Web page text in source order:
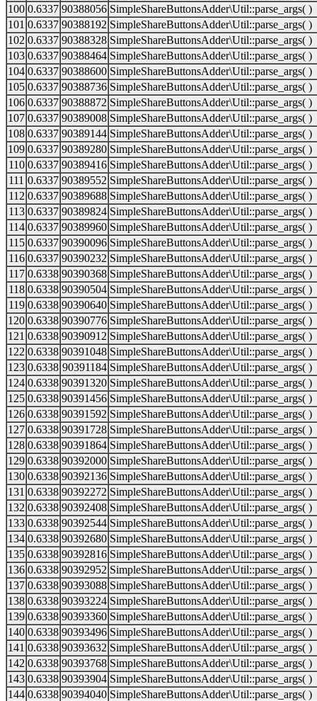
100 0.6337 90388056 SimpleShareButtonsAdder\Util::parse_args( )
101 0.6337 90388192 SimpleShareButtonsAdder\Util::parse_args( )
102 0.6337 90388328 SimpleShareButtonsAdder\Util::parse_args( )
103 0.6337 90388464 SimpleShareButtonsAdder\Util::parse_args( )
104 0.6337 90388600 SimpleShareButtonsAdder\Util::parse_args( )
105 0.6337 90388736 SimpleShareButtonsAdder\Util::parse_args( )
106 0.6337 90388872 SimpleShareButtonsAdder\Util::parse_args( )
107 0.6337 90389008 SimpleShareButtonsAdder\Util::parse_args( )
108 0.6337 90389144 SimpleShareButtonsAdder\Util::parse_args( )
109 0.6337 90389280 SimpleShareButtonsAdder\Util::parse_args( )
110 0.6337 90389416 SimpleShareButtonsAdder\Util::parse_args( )
111 0.6337 90389552 SimpleShareButtonsAdder\Util::parse_args( )
112 0.6337 90389688 SimpleShareButtonsAdder\Util::parse_args( )
113 0.6337 90389824 SimpleShareButtonsAdder\Util::parse_args( )
114 0.6337 90389960 SimpleShareButtonsAdder\Util::parse_args( )
115 0.6337 90390096 SimpleShareButtonsAdder\Util::parse_args( )
116 0.6337 90390232 SimpleShareButtonsAdder\Util::parse_args( )
117 0.6338 90390368 SimpleShareButtonsAdder\Util::parse_args( )
118 0.6338 90390504 SimpleShareButtonsAdder\Util::parse_args( )
119 0.6338 90390640 SimpleShareButtonsAdder\Util::parse_args( )
120 0.6338 90390776 SimpleShareButtonsAdder\Util::parse_args( )
121 0.6338 90390912 SimpleShareButtonsAdder\Util::parse_args( )
122 0.6338 90391048 SimpleShareButtonsAdder\Util::parse_args( )
123 0.6338 90391184 SimpleShareButtonsAdder\Util::parse_args( )
124 0.6338 90391320 SimpleShareButtonsAdder\Util::parse_args( )
125 0.6338 90391456 SimpleShareButtonsAdder\Util::parse_args( )
126 0.6338 90391592 SimpleShareButtonsAdder\Util::parse_args( )
127 0.6338 90391728 SimpleShareButtonsAdder\Util::parse_args( )
128 0.6338 90391864 SimpleShareButtonsAdder\Util::parse_args( )
129 0.6338 90392000 SimpleShareButtonsAdder\Util::parse_args( )
130 0.6338 90392136 SimpleShareButtonsAdder\Util::parse_args( )
131 0.6338 90392272 SimpleShareButtonsAdder\Util::parse_args( )
132 0.6338 90392408 SimpleShareButtonsAdder\Util::parse_args( )
133 0.6338 90392544 SimpleShareButtonsAdder\Util::parse_args( )
134 0.6338 90392680 SimpleShareButtonsAdder\Util::parse_args( )
135 0.6338 90392816 SimpleShareButtonsAdder\Util::parse_args( )
136 0.6338 90392952 SimpleShareButtonsAdder\Util::parse_args( )
137 0.6338 90393088 SimpleShareButtonsAdder\Util::parse_args( )
138 0.6338 90393224 SimpleShareButtonsAdder\Util::parse_args( )
139 0.6338 90393360 SimpleShareButtonsAdder\Util::parse_args( )
140 0.6338 90393496 SimpleShareButtonsAdder\Util::parse_args( )
141 0.6338 90393632 SimpleShareButtonsAdder\Util::parse_args( )
142 0.6338 90393768 SimpleShareButtonsAdder\Util::parse_args( )
143 0.6338 90393904 SimpleShareButtonsAdder\Util::parse_args( )
144 0.6338 90394040 SimpleShareButtonsAdder\Util::parse_args( )